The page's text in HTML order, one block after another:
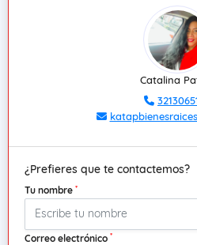
Catalina
¿Prefieres que te contactemos?
Tu nombre *
Correo electrónico *